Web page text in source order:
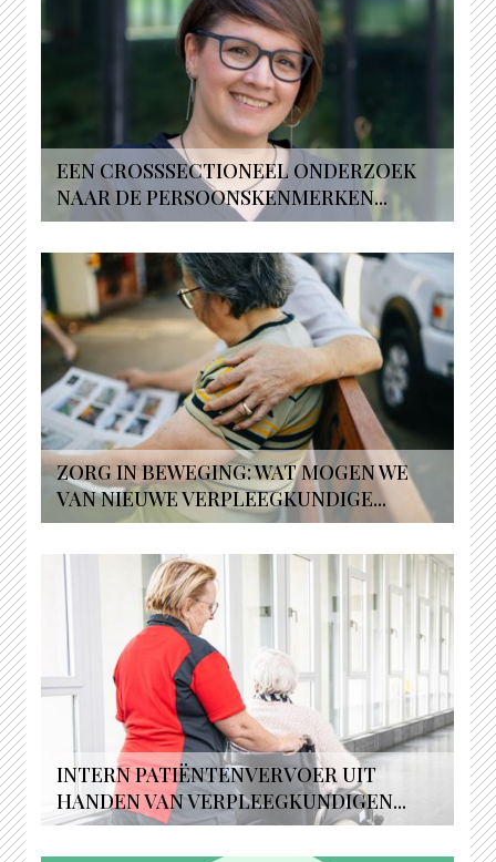
EEN CROSSSECTIONEEL ONDERZOEK
NAAR DE PERSOONSKENMERKEN...
ZORG IN BEWEGING: WAT MOGEN WE
VAN NIEUWE VERPLEEGKUNDIGE...
INTERN PATIËNTENVERVOER UIT
HANDEN VAN VERPLEEGKUNDIGEN...